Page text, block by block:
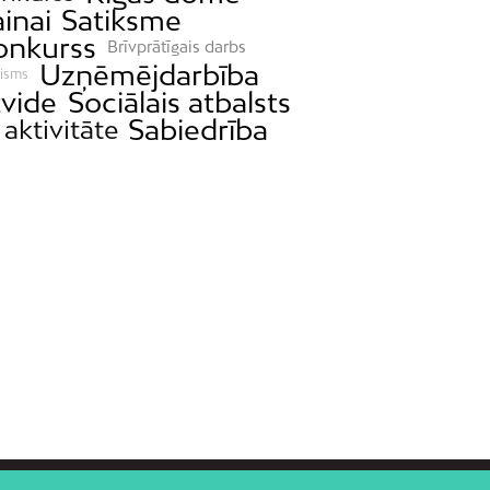
Satiksme
Brīvprātīgais darbs
Uzņēmējdarbība
Sociālais atbalsts
aktivitāte Sabiedrība